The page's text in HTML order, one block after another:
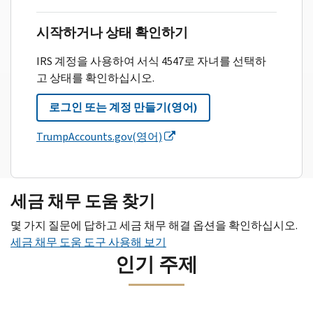
시작하거나 상태 확인하기
IRS 계정을 사용하여 서식 4547로 자녀를 선택하
고 상태를 확인하십시오.
로그인 또는 계정 만들기(영어)
TrumpAccounts.gov(영어)
세금 채무 도움 찾기
몇 가지 질문에 답하고 세금 채무 해결 옵션을 확인하십시오.
세금 채무 도움 도구 사용해 보기
인기 주제